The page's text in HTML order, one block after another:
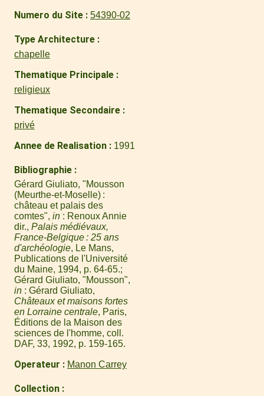
Numero du Site 54390-02
Type Architecture
chapelle
Thematique Principale
religieux
Thematique Secondaire
privé
Annee de Realisation 1991
Bibliographie
Gérard Giuliato, "Mousson
(Meurthe-et-Moselle) :
château et palais des
comtes", in : Renoux Annie
dir., Palais médiévaux,
France-Belgique : 25 ans
d'archéologie, Le Mans,
Publications de l'Université
du Maine, 1994, p. 64-65.
Gérard Giuliato, "Mousson",
in : Gérard Giuliato,
Châteaux et maisons fortes
en Lorraine centrale, Paris,
Éditions de la Maison des
sciences de l'homme, coll.
DAF, 33, 1992, p. 159-165.
Operateur Manon Carrey
Collection